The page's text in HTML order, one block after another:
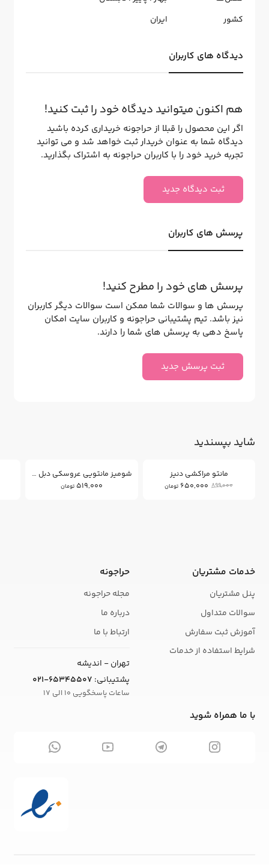
کشور
ایران
دیدگاه های کاربران
هم اکنون میتوانید دیدگاه خود را ثبت کنید!
اگر این محصول را قبلا از حراجونه خریداری کرده باشید
دیدگاه شما به عنوان خریدار ثبت خواهد شد و می توانید
تجربه خرید خود را با کاربران حراجونه به اشتراک بگذارید.
ثبت دیدگاه جدید
پرسش های کاربران
پرسش های خود را مطرح کنید!
پرسش ها و سوالات شما ممکن است سوالات دیگر کاربران
نیز باشد. تیم پشتیبانی حراجونه و کاربران سایت امکان
پاسخ دهی به پرسش های شما را دارند.
ثبت پرسش جدید
شاید بپسندید
مانتو مراکشی دنیز
899,000
650,000 تومان
شومیز مانتویی عروسکی دبل فیس
519,000 تومان
خدمات مشتریان
پنل مشتریان
سوالات متداول
آموزش ثبت سفارش
شرایط استفاده از خدمات
حراجونه
مجله حراجونه
درباره ما
ارتباط با ما
تهران - اندیشه
پشتیبانی: 021-65345507
ساعات پاسخگویی 10 الی 17
با ما همراه شوید